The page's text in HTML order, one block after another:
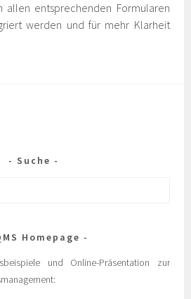
allen entsprechenden Formularen
werden und für mehr Klarheit
Suche
Homepage
und Online-Präsentation zur